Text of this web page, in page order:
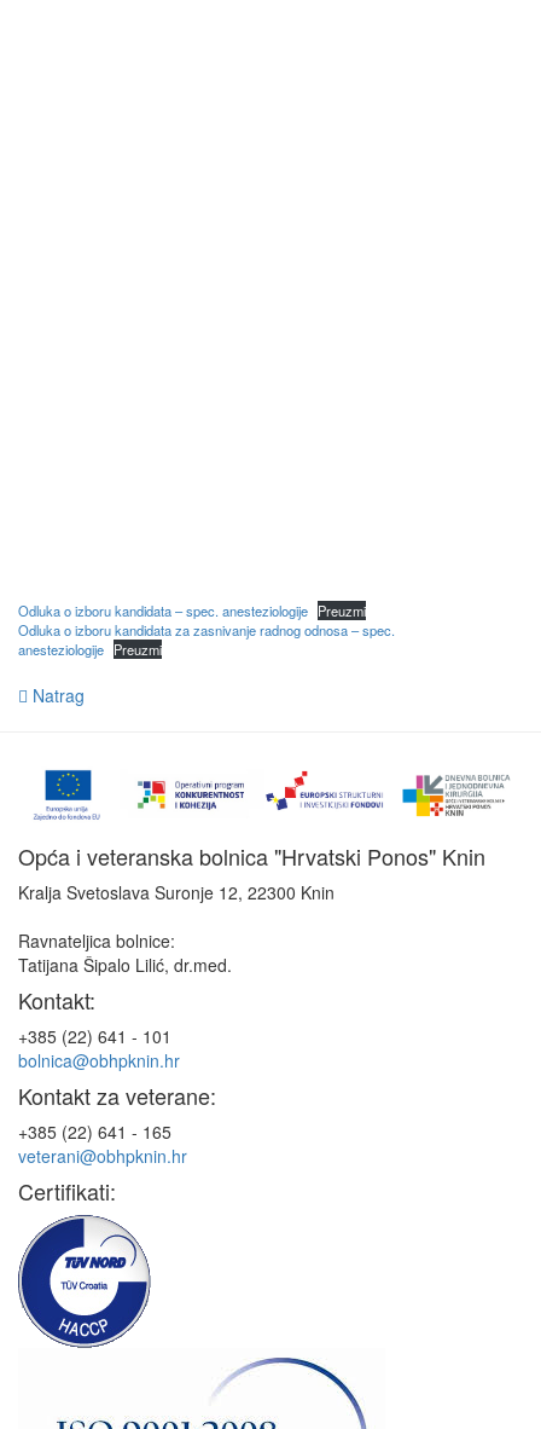
Odluka o izboru kandidata – spec. anesteziologije Preuzmi
Odluka o izboru kandidata za zasnivanje radnog odnosa – spec.
anesteziologije Preuzmi
Natrag
Opća i veteranska bolnica "Hrvatski Ponos" Knin
Kralja Svetoslava Suronje 12, 22300 Knin
Ravnateljica bolnice:
Tatijana Šipalo Lilić, dr.med.
Kontakt:
+385 (22) 641 - 101
bolnica@obhpknin.hr
Kontakt za veterane:
+385 (22) 641 - 165
veterani@obhpknin.hr
Certifikati: